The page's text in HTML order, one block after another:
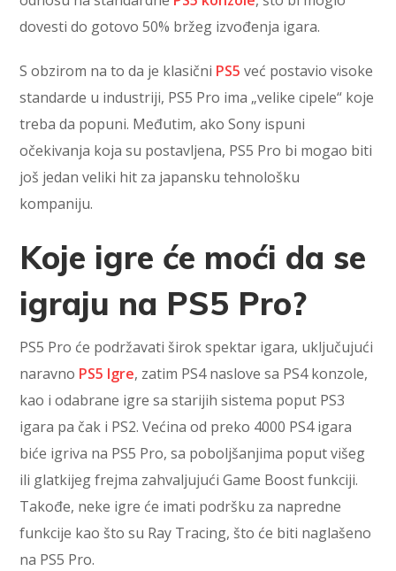
dovesti do gotovo 50% bržeg izvođenja igara.
S obzirom na to da je klasični PS5 već postavio visoke
standarde u industriji, PS5 Pro ima „velike cipele“ koje
treba da popuni. Međutim, ako Sony ispuni
očekivanja koja su postavljena, PS5 Pro bi mogao biti
još jedan veliki hit za japansku tehnološku
kompaniju.
Koje igre će moći da se
igraju na PS5 Pro?
PS5 Pro će podržavati širok spektar igara, uključujući
naravno PS5 Igre, zatim PS4 naslove sa PS4 konzole,
kao i odabrane igre sa starijih sistema poput PS3
igara pa čak i PS2. Većina od preko 4000 PS4 igara
biće igriva na PS5 Pro, sa poboljšanjima poput višeg
ili glatkijeg frejma zahvaljujući Game Boost funkciji.
Takođe, neke igre će imati podršku za napredne
funkcije kao što su Ray Tracing, što će biti naglašeno
na PS5 Pro.